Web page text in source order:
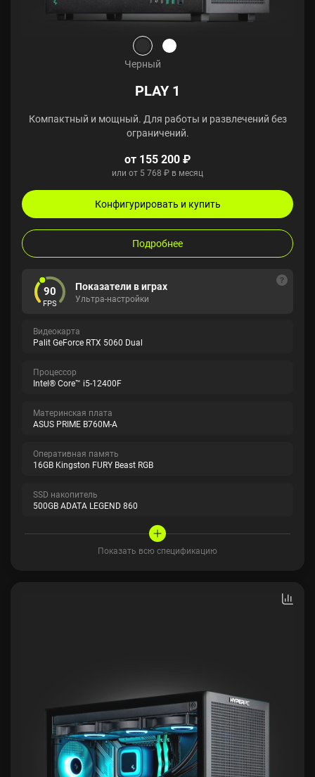
Черный
PLAY 1
Компактный и мощный. Для работы и развлечений без
ограничений.
от 155 200 ₽
или от 5 768 ₽ в месяц
Конфигурировать и купить
Подробнее
90
FPS
Показатели в играх
Ультра-настройки
Видеокарта
Palit GeForce RTX 5060 Dual
Процессор
Intel® Core™ i5-12400F
Материнская плата
ASUS PRIME B760M-A
Оперативная память
16GB Kingston FURY Beast RGB
SSD накопитель
500GB ADATA LEGEND 860
Показать всю спецификацию